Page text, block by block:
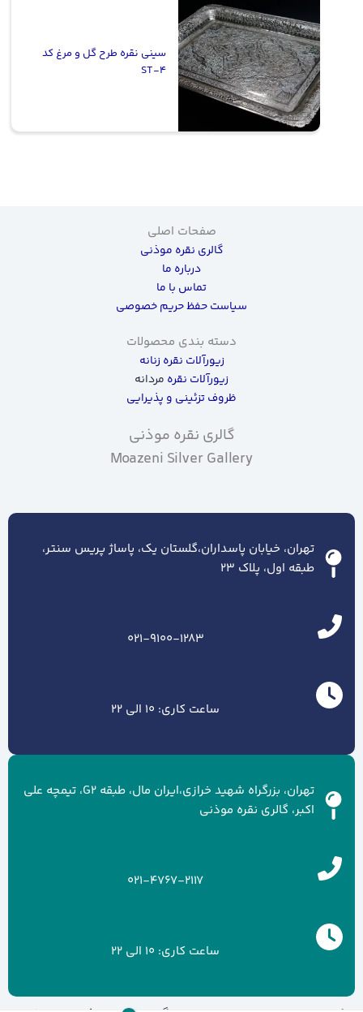
سینی نقره طرح گل و مرغ کد
ST-4
صفحات اصلی
گالری نقره موذنی
درباره ما
تماس با ما
سیاست حفظ حریم خصوصی
دسته بندی محصولات
زیورآلات نقره زنانه
زیورآلات نقره مردانه
ظروف تزئینی و پذیرایی
گالری نقره موذنی
Moazeni Silver Gallery
تهران، خیابان پاسداران،گلستان یک، پاساژ پریس سنتر،
طبقه اول، پلاک ۲۳
021-9100-1283
ساعت کاری: 10 الی 22
تهران، بزرگراه شهید خرازی،ایران مال، طبقه G2، تیمچه علی
اکبر، گالری نقره موذنی
021-4767-2117
ساعت کاری: 10 الی 22